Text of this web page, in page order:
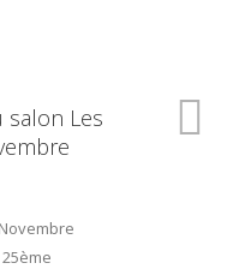
salon Les